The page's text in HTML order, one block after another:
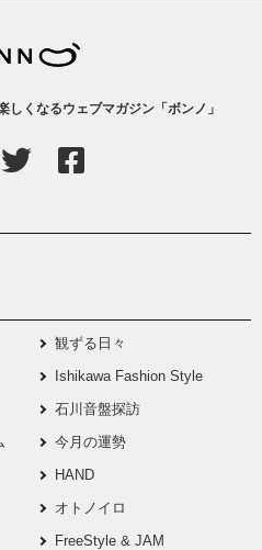
くなるウェブマガジン「ボンノ」
観ずる日々
Ishikawa Fashion Style
石川音盤探訪
今月の運勢
HAND
オトノイロ
FreeStyle & JAM